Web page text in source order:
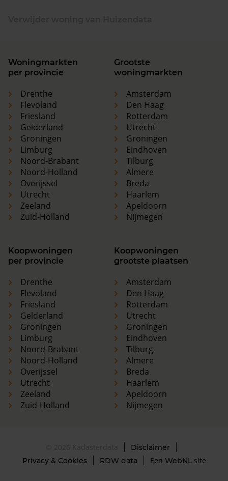
Woningmarkten
per provincie
Drenthe
Flevoland
Friesland
Gelderland
Groningen
Limburg
Noord-Brabant
Noord-Holland
Overijssel
Utrecht
Zeeland
Zuid-Holland
Grootste
woningmarkten
Amsterdam
Den Haag
Rotterdam
Utrecht
Groningen
Eindhoven
Tilburg
Almere
Breda
Haarlem
Apeldoorn
Nijmegen
Koopwoningen
per provincie
Drenthe
Flevoland
Friesland
Gelderland
Groningen
Limburg
Noord-Brabant
Noord-Holland
Overijssel
Utrecht
Zeeland
Zuid-Holland
Koopwoningen
grootste plaatsen
Amsterdam
Den Haag
Rotterdam
Utrecht
Groningen
Eindhoven
Tilburg
Almere
Breda
Haarlem
Apeldoorn
Nijmegen
Disclaimer
Privacy & Cookies
RDW data Een WebNLsite